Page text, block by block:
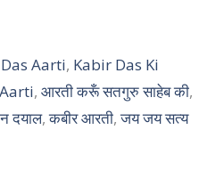
Aarti, Kabir Das Ki
, आरती करूँ सतगुरु साहेब की,
दयाल,कबीर आरती,जय जय सत्य